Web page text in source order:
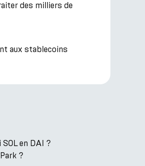
des milliers de
aux stablecoins
en DAI ?
?